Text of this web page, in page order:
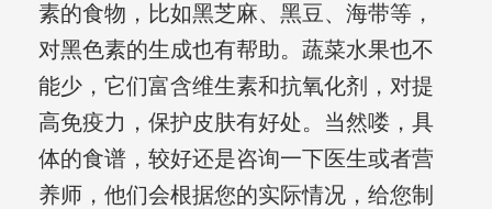
素的食物，比如黑芝麻、黑豆、海带等，
对黑色素的生成也有帮助。蔬菜水果也不
能少，它们富含维生素和抗氧化剂，对提
高免疫力，保护皮肤有好处。当然喽，具
体的食谱，较好还是咨询一下医生或者营
养师，他们会根据您的实际情况，给您制